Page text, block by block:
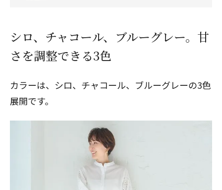
シロ、チャコール、ブルーグレー。甘
さを調整できる3色
カラーは、シロ、チャコール、ブルーグレーの3色
展開です。